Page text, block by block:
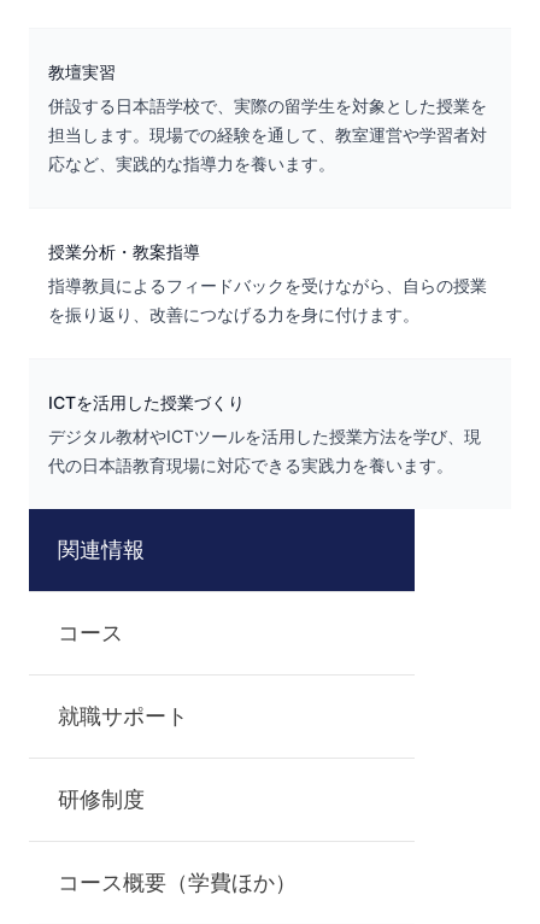
教壇実習
併設する日本語学校で、実際の留学生を対象とした授業を
担当します。現場での経験を通して、教室運営や学習者対
応など、実践的な指導力を養います。
授業分析・教案指導
指導教員によるフィードバックを受けながら、自らの授業
を振り返り、改善につなげる力を身に付けます。
ICTを活用した授業づくり
デジタル教材やICTツールを活用した授業方法を学び、現
代の日本語教育現場に対応できる実践力を養います。
関連情報
コース
就職サポート
研修制度
コース概要（学費ほか）